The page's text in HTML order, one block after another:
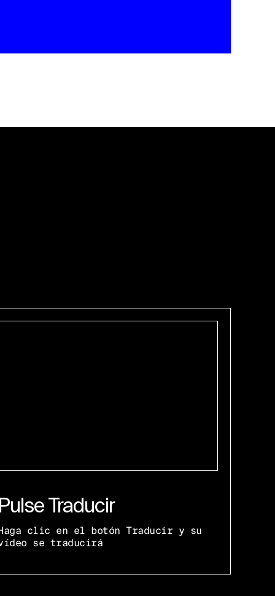
Traducir
clic en el botón Traducir y su
se traducirá